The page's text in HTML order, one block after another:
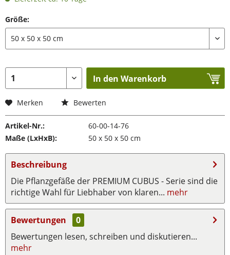
Größe:
In den Warenkorb
Merken Bewerten
Artikel-Nr.:
60-00-14-76
Maße (LxHxB):
50 x 50 x 50 cm
Beschreibung
Die Pflanzgefäße der PREMIUM CUBUS - Serie sind die
richtige Wahl für Liebhaber von klaren... mehr
Bewertungen
0
Bewertungen lesen, schreiben und diskutieren...
mehr